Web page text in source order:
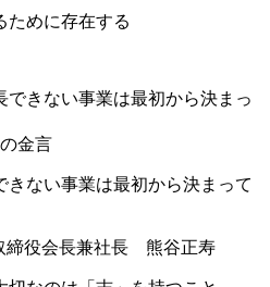
ために存在する
金言
きない事業は最初から決まって
締役会長兼社長 熊谷正寿